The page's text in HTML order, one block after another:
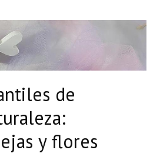
de
y flores